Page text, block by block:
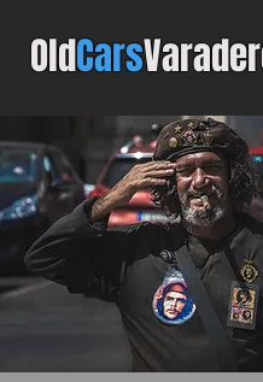
OldCars